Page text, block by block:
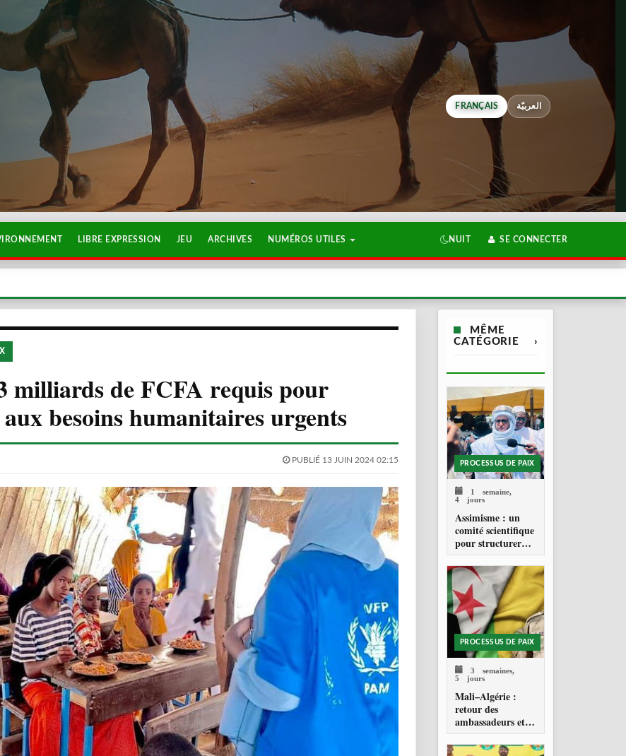
FRANÇAIS العربيّة
LIBRE EXPRESSION JEU ARCHIVES NUMÉROS UTILES NUIT SE CONNECTER
milliards de FCFA requis pour
besoins humanitaires urgents
PUBLIÉ 13 JUIN 2024 02:15
MÊME
CATÉGORIE
›
PROCESSUS DE PAIX
1 semaine,
4 jours
Assimisme : un
comité scientifique
pour structurer
une doctrine de la
refondation
PROCESSUS DE PAIX
3 semaines,
5 jours
Mali–Algérie :
retour des
ambassadeurs et
réouverture des
espaces aériens